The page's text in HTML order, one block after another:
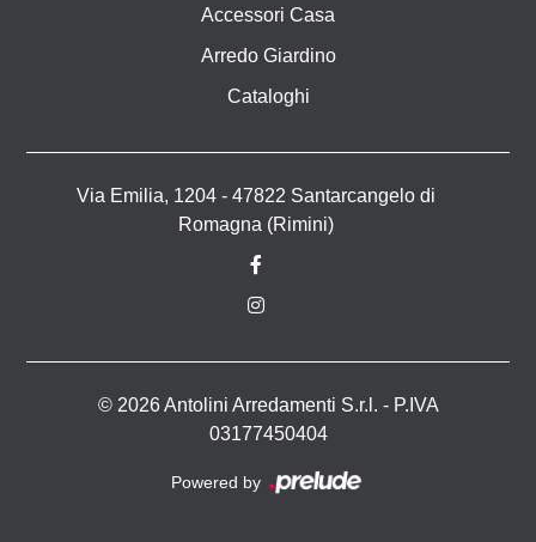
Accessori Casa
Arredo Giardino
Cataloghi
Via Emilia, 1204 - 47822 Santarcangelo di
Romagna (Rimini)
© 2026 Antolini Arredamenti S.r.l. - P.IVA
03177450404
Powered by